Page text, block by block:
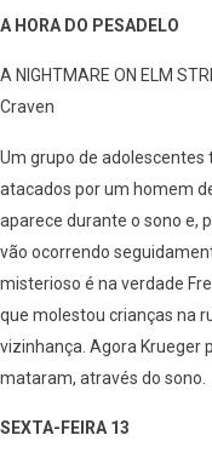
A HORA DO PESADELO
A NIGHTMARE ON ELM
Craven
Um grupo de adolescentes
atacados por um homem
aparece durante o sono e,
vão ocorrendo
misterioso é na verdade
que molestou crianças na
vizinhança. Agora Krueger
mataram, através do sono.
SEXTA-FEIRA 13